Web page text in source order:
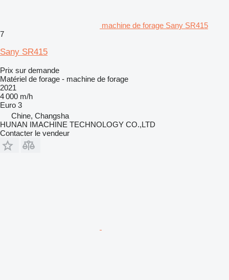
machine de forage Sany SR415
7
Sany SR415
Prix sur demande
Matériel de forage - machine de forage
2021
4 000 m/h
Euro 3
Chine, Changsha
HUNAN IMACHINE TECHNOLOGY CO.,LTD
Contacter le vendeur